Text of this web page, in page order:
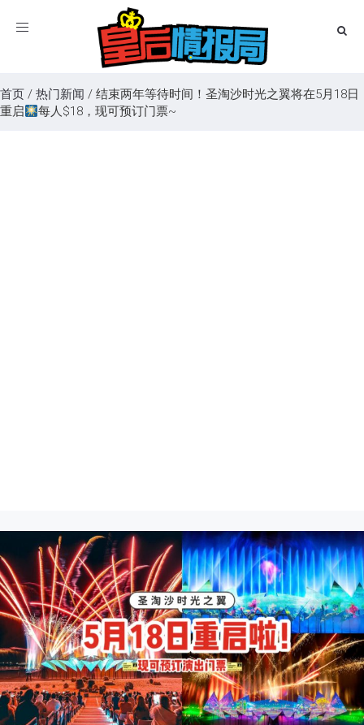
Toggle
首页 / 热门新闻 / 结束两年等待时间！圣淘沙时光之翼将在5月18日
重启
每人$18，现可预订门票~